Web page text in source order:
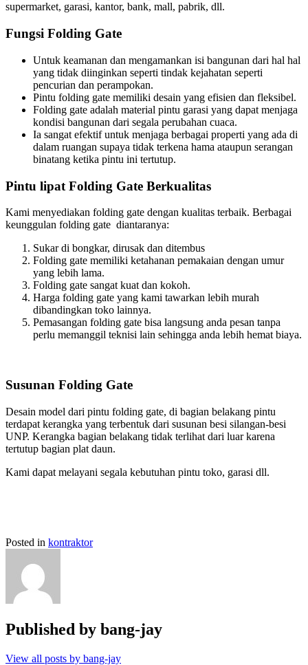
supermarket, garasi, kantor, bank, mall, pabrik, dll.
Fungsi Folding Gate
Untuk keamanan dan mengamankan isi bangunan dari hal hal
yang tidak diinginkan seperti tindak kejahatan seperti
pencurian dan perampokan.
Pintu folding gate memiliki desain yang efisien dan fleksibel.
Folding gate adalah material pintu garasi yang dapat menjaga
kondisi bangunan dari segala perubahan cuaca.
Ia sangat efektif untuk menjaga berbagai properti yang ada di
dalam ruangan supaya tidak terkena hama ataupun serangan
binatang ketika pintu ini tertutup.
Pintu lipat Folding Gate Berkualitas
Kami menyediakan folding gate dengan kualitas terbaik. Berbagai
keunggulan folding gate diantaranya:
Sukar di bongkar, dirusak dan ditembus
Folding gate memiliki ketahanan pemakaian dengan umur
yang lebih lama.
Folding gate sangat kuat dan kokoh.
Harga folding gate yang kami tawarkan lebih murah
dibandingkan toko lainnya.
Pemasangan folding gate bisa langsung anda pesan tanpa
perlu memanggil teknisi lain sehingga anda lebih hemat biaya.
Susunan Folding Gate
Desain model dari pintu folding gate, di bagian belakang pintu
terdapat kerangka yang terbentuk dari susunan besi silangan-besi
UNP. Kerangka bagian belakang tidak terlihat dari luar karena
tertutup bagian plat daun.
Kami dapat melayani segala kebutuhan pintu toko, garasi dll.
Posted in kontraktor
Published by bang-jay
View all posts by bang-jay